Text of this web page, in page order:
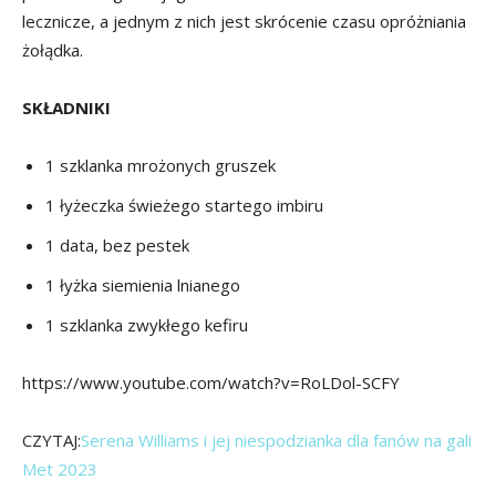
lecznicze, a jednym z nich jest skrócenie czasu opróżniania
żołądka.
SKŁADNIKI
1 szklanka mrożonych gruszek
1 łyżeczka świeżego startego imbiru
1 data, bez pestek
1 łyżka siemienia lnianego
1 szklanka zwykłego kefiru
https://www.youtube.com/watch?v=RoLDol-SCFY
CZYTAJ:Serena Williams i jej niespodzianka dla fanów na gali
Met 2023